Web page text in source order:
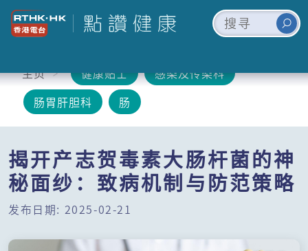
主页 健康贴士
感染及传染科
肠胃肝胆科
肠
揭开产志贺毒素大肠杆菌的神
秘面纱：致病机制与防范策略
发布日期: 2025-02-21